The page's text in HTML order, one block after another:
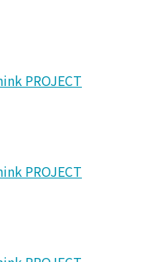
PROJECT
PROJECT